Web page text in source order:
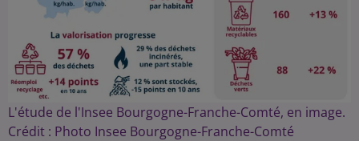
L'étude de l'Insee Bourgogne-Franche-Comté, en image.
Crédit : Photo Insee Bourgogne-Franche-Comté